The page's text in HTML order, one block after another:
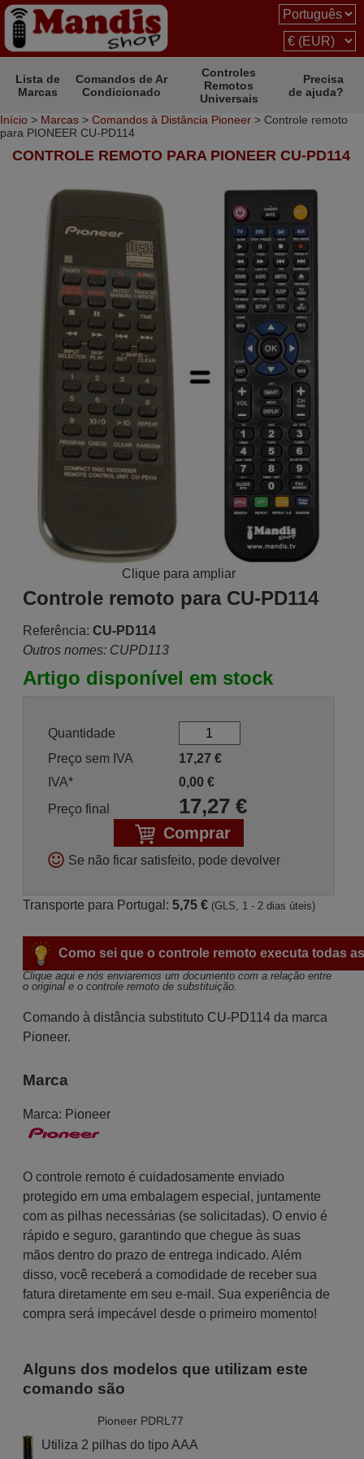
Lista de
Marcas
Comandos de Ar
Condicionado
Controles
Remotos
Universais
Precisa
de ajuda?
Início > Marcas > Comandos à Distância Pioneer > Controle remoto
para PIONEER CU-PD114
CONTROLE REMOTO PARA PIONEER CU-PD114
Clique para ampliar
Controle remoto para CU-PD114
Referência: CU-PD114
Outros nomes: CUPD113
Artigo disponível em stock
Quantidade
Preço sem IVA
17,27 €
IVA*
0,00 €
Preço final
17,27€
Comprar
Se não ficar satisfeito, pode devolver
Transporte para Portugal: 5,75 € (GLS, 1 - 2 dias úteis)
Como sei que o controle remoto executa todas
Clique aqui e nós enviaremos um documento com a relação entre
o original e o controle remoto de substituição.
Comando à distância substituto CU-PD114 da marca
Pioneer.
Marca
Marca: Pioneer
O controle remoto é cuidadosamente enviado
protegido em uma embalagem especial, juntamente
com as pilhas necessárias (se solicitadas). O envio é
rápido e seguro, garantindo que chegue às suas
mãos dentro do prazo de entrega indicado. Além
disso, você receberá a comodidade de receber sua
fatura diretamente em seu e-mail. Sua experiência de
compra será impecável desde o primeiro momento!
Alguns dos modelos que utilizam este
comando são
Pioneer PDRL77
Utiliza 2 pilhas do tipo AAA